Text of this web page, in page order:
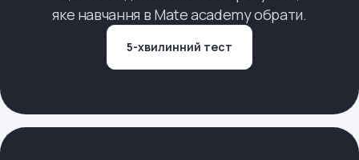
яке навчання в Mate academy обрати.
5-хвилинний тест